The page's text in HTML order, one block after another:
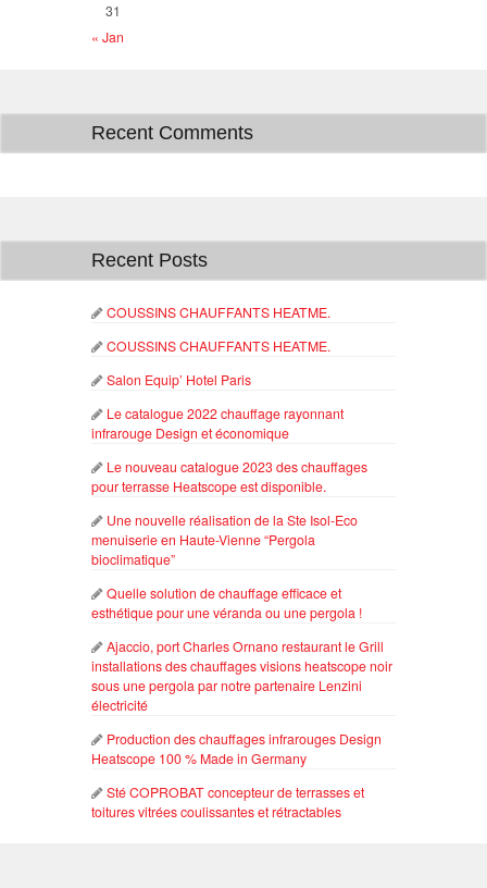
31
« Jan
Recent Comments
Recent Posts
COUSSINS CHAUFFANTS HEATME.
COUSSINS CHAUFFANTS HEATME.
Salon Equip’ Hotel Paris
Le catalogue 2022 chauffage rayonnant
infrarouge Design et économique
Le nouveau catalogue 2023 des chauffages
pour terrasse Heatscope est disponible.
Une nouvelle réalisation de la Ste Isol-Eco
menuiserie en Haute-Vienne “Pergola
bioclimatique”
Quelle solution de chauffage efficace et
esthétique pour une véranda ou une pergola !
Ajaccio, port Charles Ornano restaurant le Grill
installations des chauffages visions heatscope noir
sous une pergola par notre partenaire Lenzini
électricité
Production des chauffages infrarouges Design
Heatscope 100 % Made in Germany
Sté COPROBAT concepteur de terrasses et
toitures vitrées coulissantes et rétractables